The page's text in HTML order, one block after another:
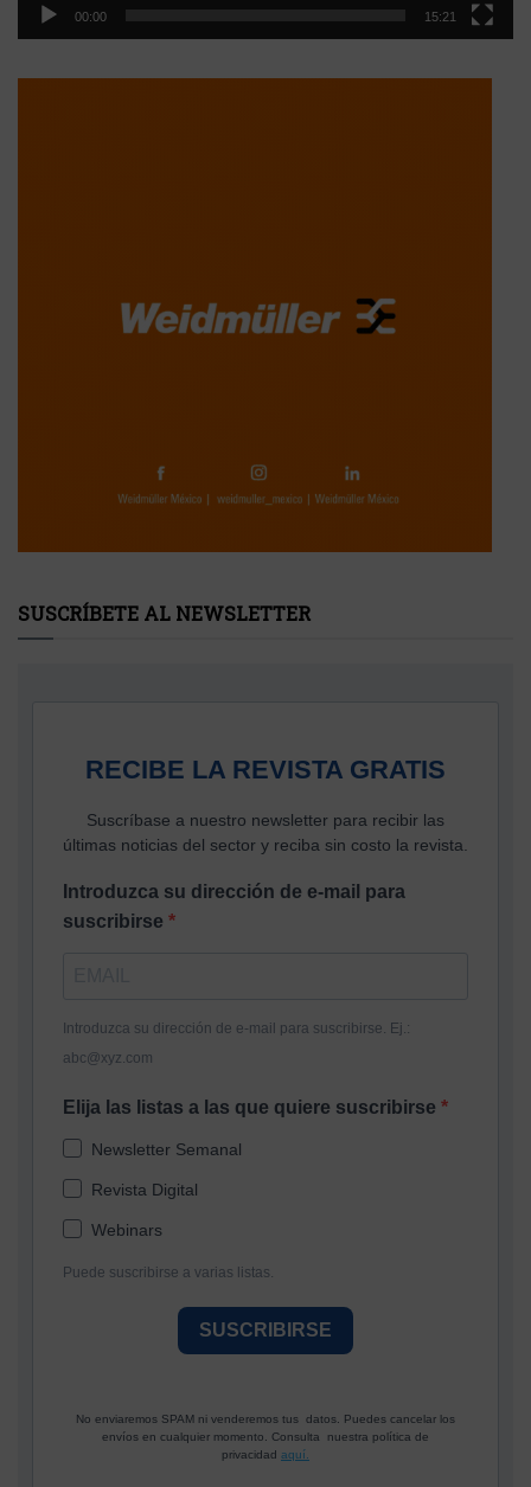
00:00 15:21
SUSCRÍBETE AL NEWSLETTER
RECIBE LA REVISTA GRATIS
Suscríbase a nuestro newsletter para recibir las
últimas noticias del sector y reciba sin costo la revista.
Introduzca su dirección de e-mail para
suscribirse
Introduzca su dirección de e-mail para suscribirse. Ej.:
abc@xyz.com
Elija las listas a las que quiere suscribirse
Newsletter Semanal
Revista Digital
Webinars
Puede suscribirse a varias listas.
SUSCRIBIRSE
No enviaremos SPAM ni venderemos tus datos. Puedes cancelar los
envíos en cualquier momento. Consulta nuestra política de
privacidad aquí.